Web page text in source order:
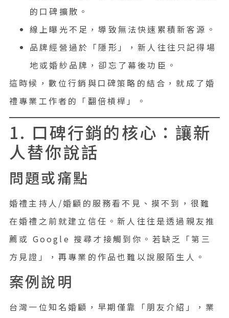
的口碑擴散。
線上曝光不足，導致無法快速累積新客源。
品牌經營過於「隱形」，新人往往只記得場
地或婚紗品牌，卻忘了幕後功臣。
這時候，數位行銷與口碑策略的結合，就成了婚
禮專業工作者的「翻倍槓桿」。
1. 口碑行銷的核心：讓新
人替你說話
問題或痛點
婚禮主持人/婚顧的服務看不見、摸不到，很難
在婚禮之前就建立信任。新人往往是透過親友推
薦或 Google 搜尋才接觸到你。若缺乏「第三
方見證」，再專業的作品也難以說服陌生人。
案例說明
台灣一位知名婚顧，早期僅靠「朋友介紹」，業